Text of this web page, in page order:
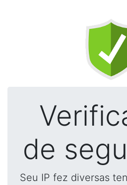
de
Seu IP fez diversas